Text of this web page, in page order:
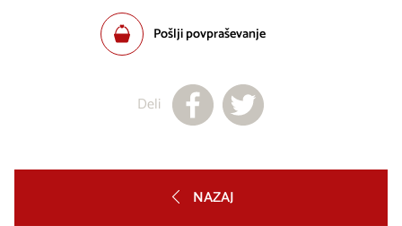
Pošlji povpraševanje
Deli
NAZAJ